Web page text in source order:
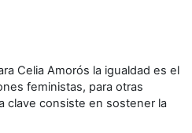
Celia Amorós la igualdad es el
feministas, para otras
clave consiste en sostener la